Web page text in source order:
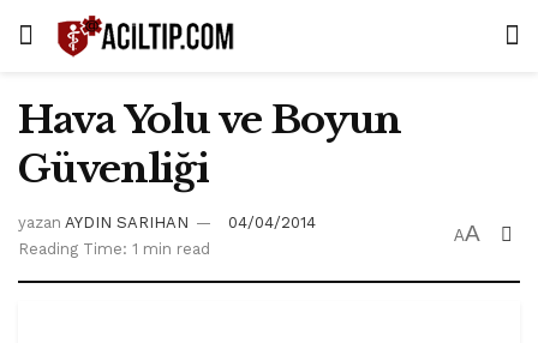
Hava Yolu ve Boyun
Güvenliği
yazan AYDIN SARIHAN
04/04/2014
Reading Time: 1 min read
AA